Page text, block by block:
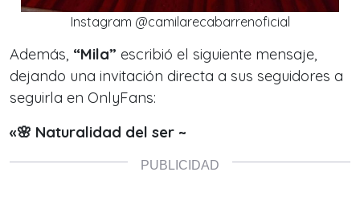
Instagram @camilarecabarrenoficial
Además, “Mila” escribió el siguiente mensaje,
dejando una invitación directa a sus seguidores a
seguirla en OnlyFans:
«🌸 Naturalidad del ser ~